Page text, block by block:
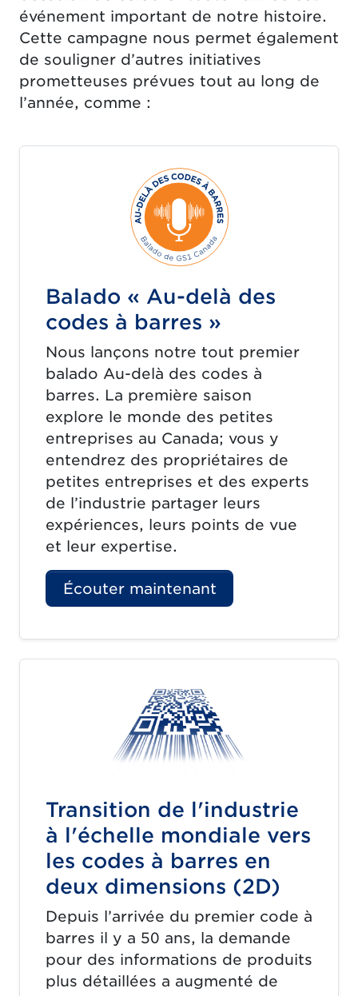
événement important de notre histoire.
Cette campagne nous permet également
de souligner d’autres initiatives
prometteuses prévues tout au long de
l’année, comme :
Balado « Au-delà des
codes à barres »
Nous lançons notre tout premier
balado Au-delà des codes à
barres. La première saison
explore le monde des petites
entreprises au Canada; vous y
entendrez des propriétaires de
petites entreprises et des experts
de l’industrie partager leurs
expériences, leurs points de vue
et leur expertise.
Écouter maintenant
Transition de l'industrie
à l'échelle mondiale vers
les codes à barres en
deux dimensions (2D)
Depuis l’arrivée du premier code à
barres il y a 50 ans, la demande
pour des informations de produits
plus détaillées a augmenté de